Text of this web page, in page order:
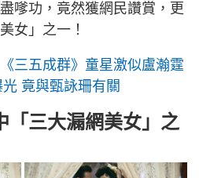
嗲功，竟然獲網民讚賞，更
女」之一！
三五成群》童星激似盧瀚霆
竟與甄詠珊有關
「三大漏網美女」之